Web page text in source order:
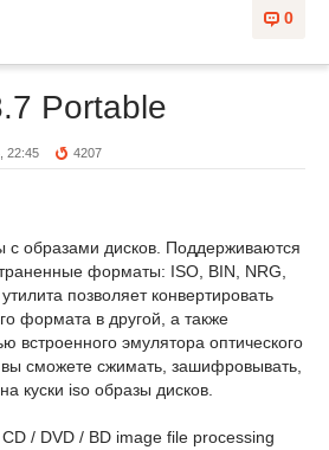
0
Portable
22:45 4207
с образами дисков. Поддерживаются
форматы: ISO, BIN, NRG,
позволяет конвертировать
формата в другой, а также
встроенного эмулятора оптического
сможете сжимать, зашифровывать,
куски iso образы дисков.
/ DVD / BD image file processing